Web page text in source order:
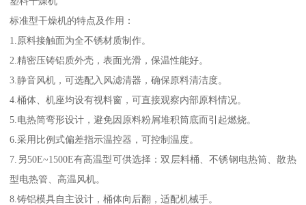
标准型干燥机的特点及作用：
1.原料接触面为全不锈材质制作。
2.精密压铸铝质外壳，表面光滑，保温性能好。
3.静音风机，可选配入风滤清器，确保原料清洁度。
4.桶体、机座均设有视料窗，可直接观察内部原料情况。
5.电热筒弯形设计，避免因原料粉屑堆积筒底而引起燃烧。
6.采用比例式偏差指示温控器，可控制温度。
7.另50E~1500E有高温型可供选择：双层料桶、不锈钢电热筒、散热
型电热管、高温风机。
8.铸铝模具自主设计，桶体向后翻，适配机械手。